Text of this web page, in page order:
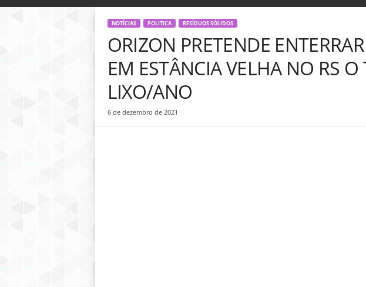
o
NOTÍCIAS POLITICA RESÍDUOS SÓLIDOS
ORIZON PRETENDE
EM ESTÂNCIA VELHA NO RS
LIXO/ANO
6 de dezembro de 2021